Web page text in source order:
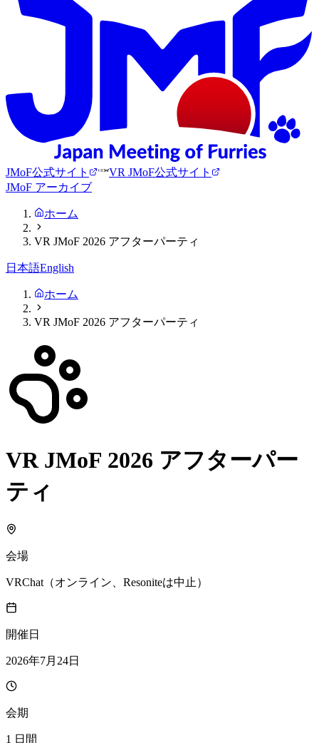
JMoF公式サイト
VR JMoF公式サイト
JMoF アーカイブ
ホーム
VR JMoF 2026 アフターパーティ
日本語English
ホーム
VR JMoF 2026 アフターパーティ
VR JMoF 2026 アフターパー
ティ
会場
VRChat（オンライン、Resoniteは中止）
開催日
2026年7月24日
会期
1 日間